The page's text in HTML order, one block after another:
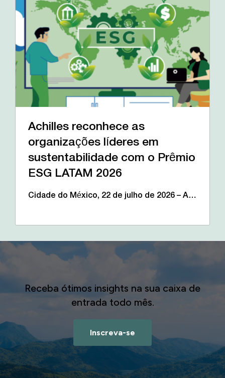
Achilles reconhece as
organizações líderes em
sustentabilidade com o Prêmio
ESG LATAM 2026
Cidade do México, 22 de julho de 2026 – A…
Receba ótimos insights na sua caixa de
entrada todo mês.
Inscreva-se